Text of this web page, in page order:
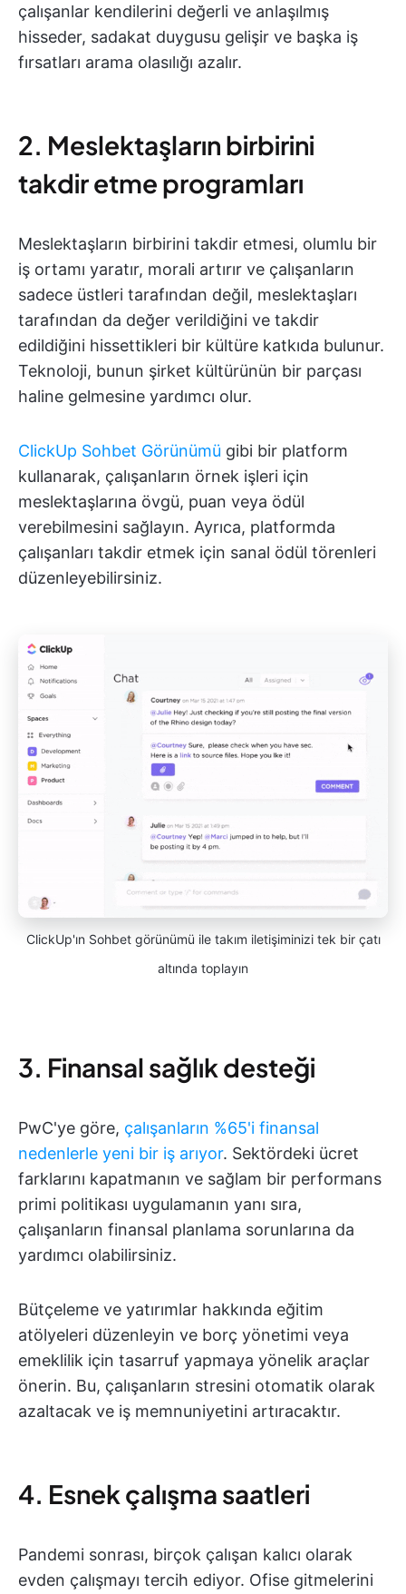
çalışanlar kendilerini değerli ve anlaşılmış
hisseder, sadakat duygusu gelişir ve başka iş
fırsatları arama olasılığı azalır.
2. Meslektaşların birbirini
takdir etme programları
Meslektaşların birbirini takdir etmesi, olumlu bir
iş ortamı yaratır, morali artırır ve çalışanların
sadece üstleri tarafından değil, meslektaşları
tarafından da değer verildiğini ve takdir
edildiğini hissettikleri bir kültüre katkıda bulunur.
Teknoloji, bunun şirket kültürünün bir parçası
haline gelmesine yardımcı olur.
ClickUp Sohbet Görünümü gibi bir platform
kullanarak, çalışanların örnek işleri için
meslektaşlarına övgü, puan veya ödül
verebilmesini sağlayın. Ayrıca, platformda
çalışanları takdir etmek için sanal ödül törenleri
düzenleyebilirsiniz.
ClickUp'ın Sohbet görünümü ile takım iletişiminizi tek bir çatı
altında toplayın
3. Finansal sağlık desteği
PwC'ye göre, çalışanların %65'i finansal
nedenlerle yeni bir iş arıyor. Sektördeki ücret
farklarını kapatmanın ve sağlam bir performans
primi politikası uygulamanın yanı sıra,
çalışanların finansal planlama sorunlarına da
yardımcı olabilirsiniz.
Bütçeleme ve yatırımlar hakkında eğitim
atölyeleri düzenleyin ve borç yönetimi veya
emeklilik için tasarruf yapmaya yönelik araçlar
önerin. Bu, çalışanların stresini otomatik olarak
azaltacak ve iş memnuniyetini artıracaktır.
4. Esnek çalışma saatleri
Pandemi sonrası, birçok çalışan kalıcı olarak
evden çalışmayı tercih ediyor. Ofise gitmelerini